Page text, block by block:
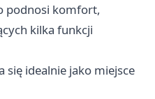
podnosi komfort,
kilka funkcji
się idealnie jako miejsce